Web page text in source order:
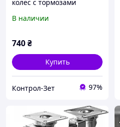
колес с тормозами
В наличии
740₴
Купить
Контрол-Зет 97%